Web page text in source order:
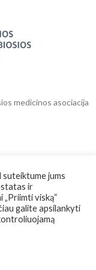
medicinos asociacija
suteiktume jums
ir
viską“
galite apsilankyti